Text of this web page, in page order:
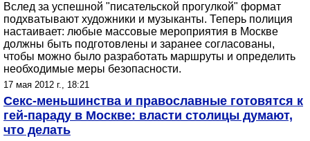
Вслед за успешной "писательской прогулкой" формат
подхватывают художники и музыканты. Теперь полиция
настаивает: любые массовые мероприятия в Москве
должны быть подготовлены и заранее согласованы,
чтобы можно было разработать маршруты и определить
необходимые меры безопасности.
17 мая 2012 г., 18:21
Секс-меньшинства и православные готовятся к
гей-параду в Москве: власти столицы думают,
что делать